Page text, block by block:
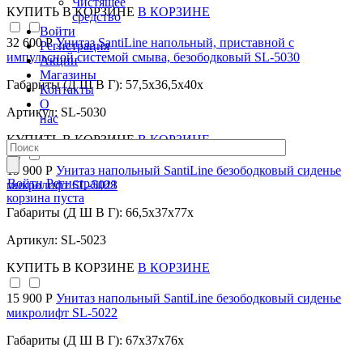
средство
Войти
Регистрация
Акции
Магазины
Контакты
О
нас
Войти Регистрация
корзина пуста
КУПИТЬ В КОРЗИНЕ В КОРЗИНЕ
32 600 РУнитаз SantiLine напольный, приставной с
импульсной системой смыва, безободковый SL-5030
Габариты (Д Ш В Г): 57,5x36,5x40x
Артикул: SL-5030
КУПИТЬ В КОРЗИНЕ В КОРЗИНЕ
15 900 Р Унитаз напольный SantiLine безободковый сиденье
микролифт SL-5023
Габариты (Д Ш В Г): 66,5x37x77x
Артикул: SL-5023
КУПИТЬ В КОРЗИНЕ В КОРЗИНЕ
15 900 Р Унитаз напольный SantiLine безободковый сиденье
микролифт SL-5022
Габариты (Д Ш В Г): 67x37x76x